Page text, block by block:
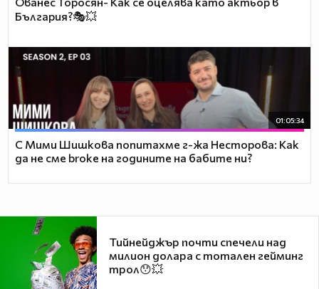
България?🎭💥
01:05:34
С Мими Шишкова попитахме г-жа Несторова: Как
да не сме broke на годините на бабите ни?
Тийнейджър почти спечели над
милион долара с тотален гейминг
трол😯💥